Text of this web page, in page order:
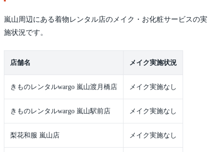
嵐山周辺にある着物レンタル店のメイク・お化粧サービスの実
施状況です。
店舗名 メイク実施状況
きものレンタルwargo 嵐山渡月橋店 メイク実施なし
きものレンタルwargo 嵐山駅前店 メイク実施なし
梨花和服 嵐山店 メイク実施なし